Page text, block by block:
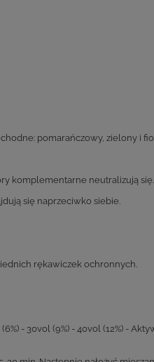
pomarańczowy, zielony i
komplementarne neutralizują
się naprzeciwko siebie.
rękawiczek ochronnych.
- 30vol (9%) - 40vol (12%) -